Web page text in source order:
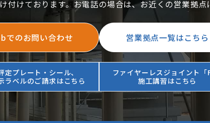
付けております。お電話の場合は、お近くの営業拠
でのお問い合わせ 営業拠点一覧はこちら
定プレート・シール、
ラベルのご請求はこちら
ファイヤーレスジョイント「
施工講習はこちら